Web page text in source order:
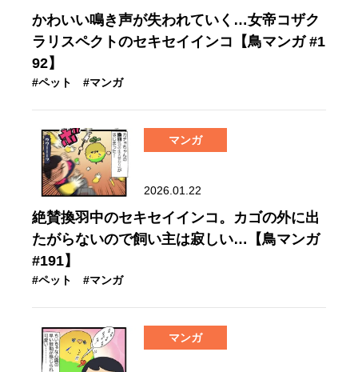
かわいい鳴き声が失われていく…女帝コザク
ラリスペクトのセキセイインコ【鳥マンガ #1
92】
#ペット #マンガ
マンガ
2026.01.22
絶賛換羽中のセキセイインコ。カゴの外に出
たがらないので飼い主は寂しい…【鳥マンガ
#191】
#ペット #マンガ
マンガ